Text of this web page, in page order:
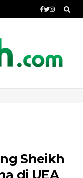
Sheikh
di UEA